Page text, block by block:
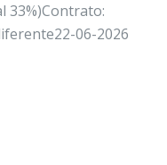
33%)Contrato:
06-2026